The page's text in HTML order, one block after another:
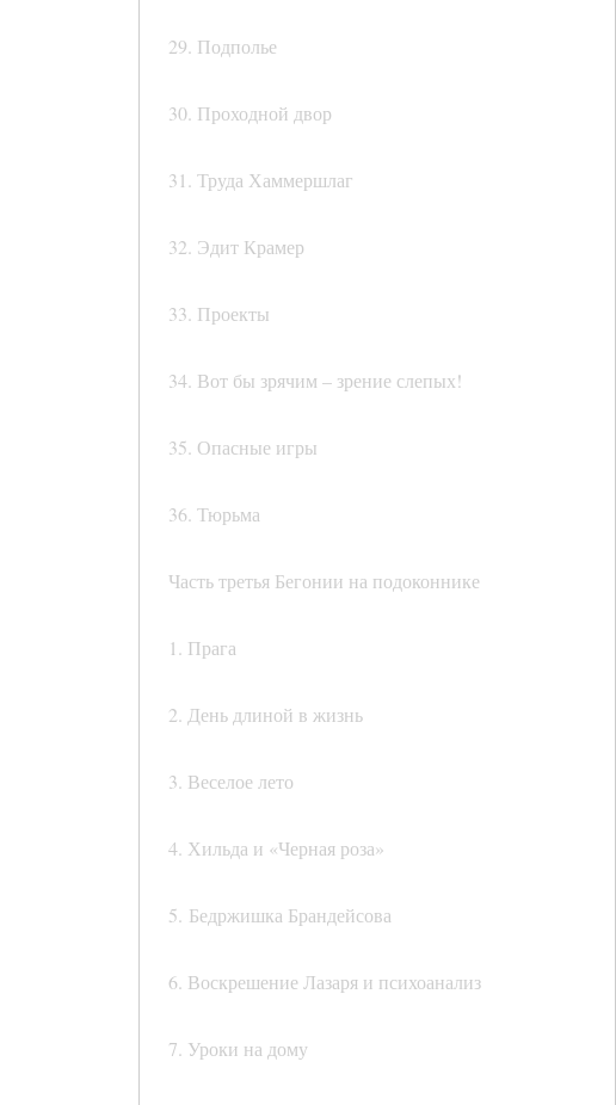
29. Подполье
30. Проходной двор
31. Труда Хаммершлаг
32. Эдит Крамер
33. Проекты
34. Вот бы зрячим – зрение слепых!
35. Опасные игры
36. Тюрьма
Часть третья Бегонии на подоконнике
1. Прага
2. День длиной в жизнь
3. Веселое лето
4. Хильда и «Черная роза»
5. Бедржишка Брандейсова
6. Воскрешение Лазаря и психоанализ
7. Уроки на дому